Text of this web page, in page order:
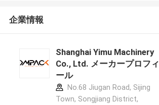
企業情報
Shanghai Yimu Machinery
Co., Ltd. メーカープロフィ
ール
No.68 Jiugan Road, Sijing
Town, Songjiang District,